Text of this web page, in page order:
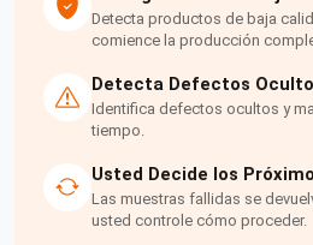
Detecta productos de baja
comience la producción
Detecta Defectos
Identifica defectos ocultos y
tiempo.
Usted Decide los
Las muestras fallidas se
usted controle cómo proceder.